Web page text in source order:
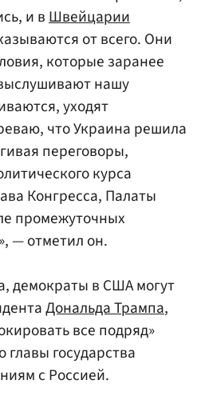
и вШвейцарии
от всего. Они
которые заранее
нашу
уходят
что Украина решила
переговоры,
курса
Конгресса, Палаты
промежуточных
— отметил он.
демократы в США могут
Дональда Трампа,
все подряд»
государства
с Россией.